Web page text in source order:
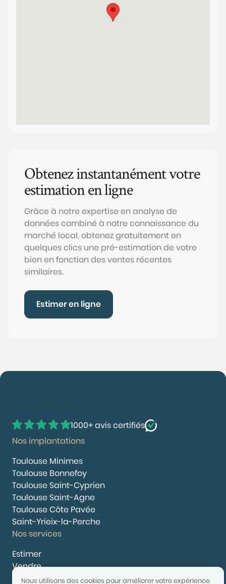
Obtenez instantanément votre
estimation en ligne
Grâce à notre expertise en analyse de
données combiné à notre connaissance du
marché local, obtenez gratuitement en
quelques clics une pré-estimation de votre
bien en fonction des ventes récentes
similaires.
Estimer en ligne
1000+ avis certifiés
Nos implantations
Toulouse Minimes
Toulouse Bonnefoy
Toulouse Saint-Cyprien
Toulouse Saint-Agne
Toulouse Côte Pavée
Saint-Yrieix-la-Perche
Nos services
Estimer
Vendre
Acheter
Nous utilisons des cookies pour améliorer votre expérience